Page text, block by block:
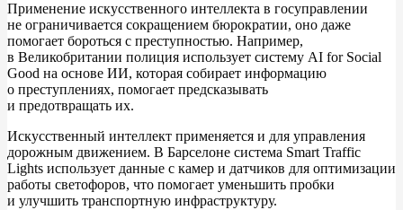
Применение искусственного интеллекта в госуправлении
не ограничивается сокращением бюрократии, оно даже
помогает бороться с преступностью. Например,
в Великобритании полиция использует систему AI for Social
Good на основе ИИ, которая собирает информацию
о преступлениях, помогает предсказывать
и предотвращать их.
Искусственный интеллект применяется и для управления
дорожным движением. В Барселоне система Smart Traffic
Lights использует данные с камер и датчиков для оптимизации
работы светофоров, что помогает уменьшить пробки
и улучшить транспортную инфраструктуру.